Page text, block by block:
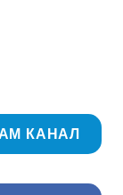
КАНАЛ